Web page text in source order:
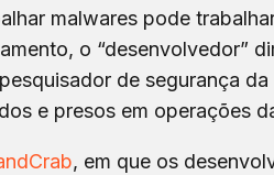
malwares pode
o “desenvolvedor”
de segurança
e presos em operações
, em que os